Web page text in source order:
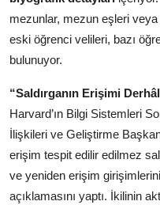
mezunlar, mezun eşleri
eski öğrenci velileri, bazı
bulunuyor.
“Saldırganın Erişimi
Harvard’ın Bilgi Sistemleri
İlişkileri ve Geliştirme Başkan
erişim tespit edilir edilmez
ve yeniden erişim girişimlerini
açıklamasını yaptı. İkilinin